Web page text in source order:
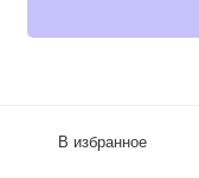
В избранное